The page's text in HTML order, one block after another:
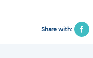
Lit gynécologique
Share with: